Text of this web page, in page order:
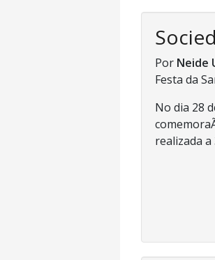
Por Neide
Festa da
No dia 28
realizada a